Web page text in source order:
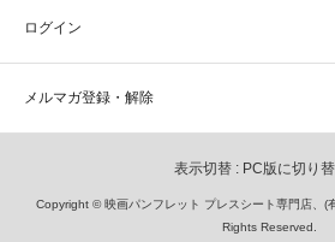
ログイン
メルマガ登録・解除
表示切替 : PC版に切り
Copyright © 映画パンフレット プレスシート専門店、(
Rights Reserved.